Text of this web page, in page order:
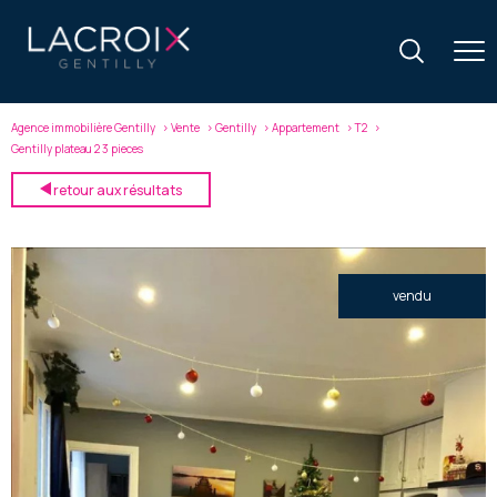
Agence immobilière Gentilly Vente Gentilly Appartement
T2
Gentilly plateau 2 3 pieces
retour aux résultats
vendu